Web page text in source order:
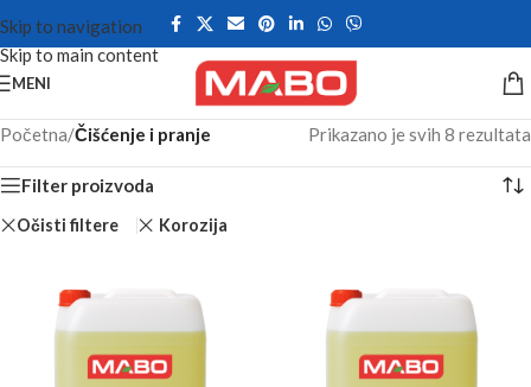
Skip to navigation
Skip to main content
MENI
Početna/Čišćenje i pranje Prikazano je svih 8 rezultata
Filter proizvoda
Očisti filtere Korozija